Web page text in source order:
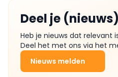
Deel je
Heb je nieuws dat relevant
Deel het met ons via het
Nieuws melden